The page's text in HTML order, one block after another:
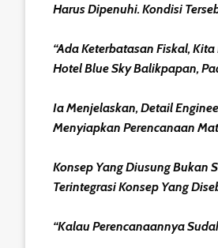
Harus Dipenuhi. Kondisi
“Ada Keterbatasan Fiskal,
Hotel Blue Sky Balikpapan,
Ia Menjelaskan, Detail
Menyiapkan Perencanaan
Konsep Yang Diusung Bukan
Terintegrasi Konsep Yang
“Kalau Perencanaannya